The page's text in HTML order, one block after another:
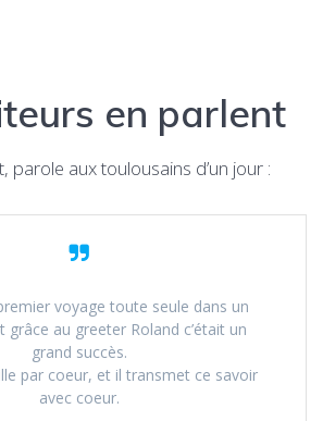
en parlent
parole aux toulousains d’un jour :
voyage toute seule dans un
grâce au greeter Roland c’était un
grand succès.
par coeur, et il transmet ce savoir
avec coeur.